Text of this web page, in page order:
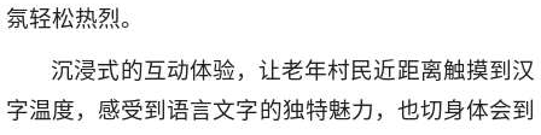
氛轻松热烈。
沉浸式的互动体验，让老年村民近距离触摸到汉
字温度，感受到语言文字的独特魅力，也切身体会到